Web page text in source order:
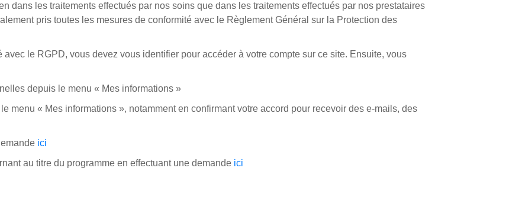
dans les traitements effectués par nos soins que dans les traitements effectués par nos prestataires
pris toutes les mesures de conformité avec le Règlement Général sur la Protection des
le RGPD, vous devez vous identifier pour accéder à votre compte sur ce site. Ensuite, vous
depuis le menu « Mes informations »
menu « Mes informations », notamment en confirmant votre accord pour recevoir des e-mails, des
ici
au titre du programme en effectuant une demande ici